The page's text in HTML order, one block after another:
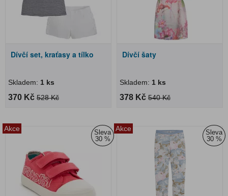
Dívčí set, kraťasy a tílko
Skladem: 1 ks
370 Kč 528 Kč
Dívčí šaty
Skladem: 1 ks
378 Kč 540 Kč
Akce
Sleva
30 %
Akce
Sleva
30 %